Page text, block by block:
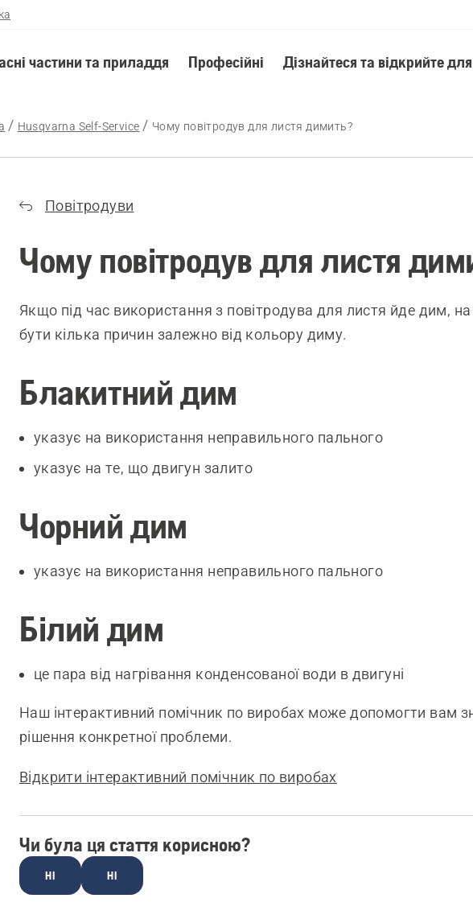
частини та приладдя Професійні Дізнайтеся та відкрийте
Husqvarna Self-Service Чому повітродув для листя димить?
Повітродуви
Чому повітродув для листя
Якщо під час використання з повітродува для листя йде дим,
бути кілька причин залежно від кольору диму.
Блакитний дим
указує на використання неправильного пального
указує на те, що двигун залито
Чорний дим
указує на використання неправильного пального
Білий дим
це пара від нагрівання конденсованої води в двигуні
Наш інтерактивний помічник по виробах може допомогти вам
рішення конкретної проблеми.
Відкрити інтерактивний помічник по виробах
Чи була ця стаття корисною?
НІ НІ